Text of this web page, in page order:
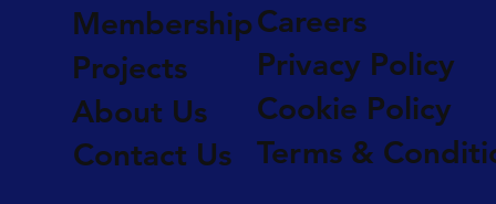
Projects
About Us
Membership
Contact Us
Careers
Privacy Policy
Cookie Policy
Terms &